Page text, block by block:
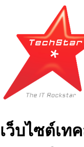
เว็บไซต์เท